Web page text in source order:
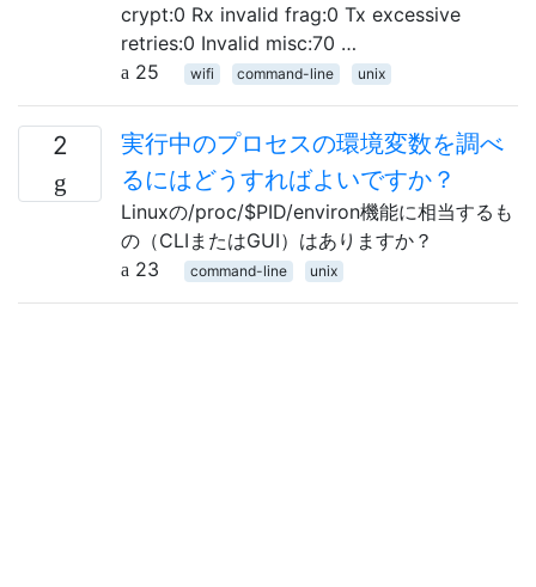
crypt:0 Rx invalid frag:0 Tx excessive
retries:0 Invalid misc:70 …
25
wifi command-line unix
2
実行中のプロセスの環境変数を調べ
るにはどうすればよいですか？
Linuxの/proc/$PID/environ機能に相当するも
の（CLIまたはGUI）はありますか？
23
command-line unix